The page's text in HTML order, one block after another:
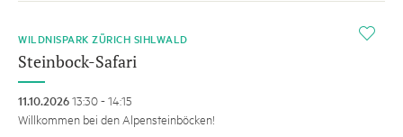
i
WILDNISPARK ZÜRICH SIHLWALD
Steinbock-Safari
11.10.202613:30 - 14:15
Willkommen bei den Alpensteinböcken!